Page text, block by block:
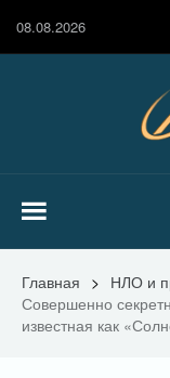
08.08.2026
Главная > НЛО и
Совершенно
известная как